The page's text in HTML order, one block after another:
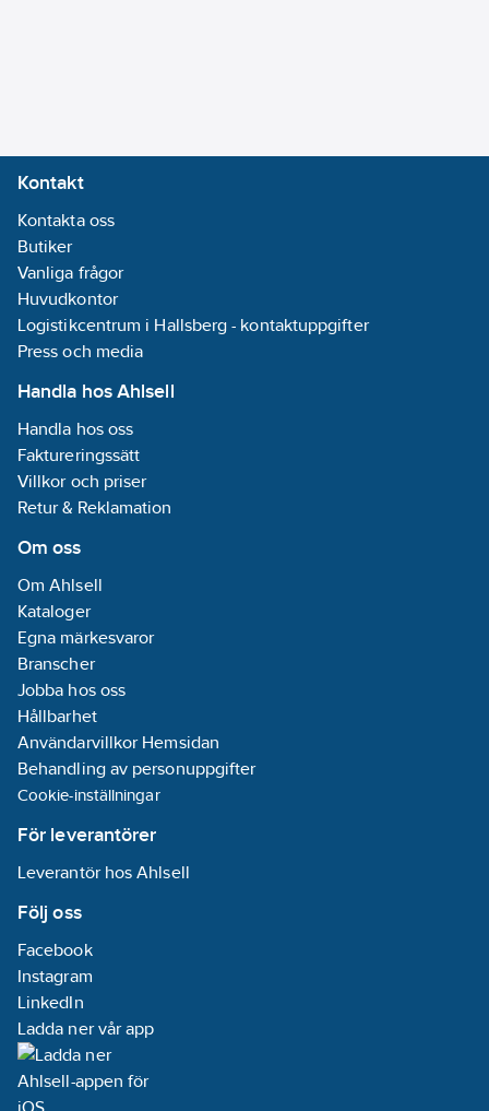
Kontakt
Kontakta oss
Butiker
Vanliga frågor
Huvudkontor
Logistikcentrum i Hallsberg - kontaktuppgifter
Press och media
Handla hos Ahlsell
Handla hos oss
Faktureringssätt
Villkor och priser
Retur & Reklamation
Om oss
Om Ahlsell
Kataloger
Egna märkesvaror
Branscher
Jobba hos oss
Hållbarhet
Användarvillkor Hemsidan
Behandling av personuppgifter
Cookie-inställningar
För leverantörer
Leverantör hos Ahlsell
Följ oss
Facebook
Instagram
LinkedIn
Ladda ner vår app